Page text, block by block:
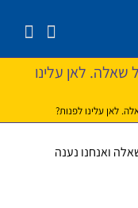
שאלה. לאן עלינו
לאן עלינו לפנות?
ואנחנו נענה